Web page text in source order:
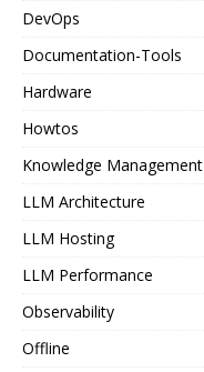
DevOps
Documentation-Tools
Hardware
Howtos
Knowledge Management
LLM Architecture
LLM Hosting
LLM Performance
Observability
Offline